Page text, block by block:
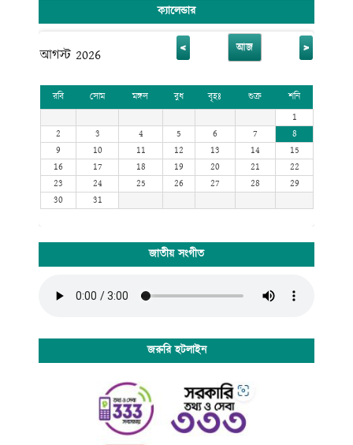
ক্যালেন্ডার
আগস্ট 2026 < আজ >
রবি সোম মঙ্গল বুধ বৃহঃ শুক্র
শনি
1
2
3 4 5 6 7
8
9
10 11 12 13 14
15
16
17 18 19 20 21
22
23
24 25 26 27 28
29
30
31
জাতীয় সংগীত
জরুরি হটলাইন